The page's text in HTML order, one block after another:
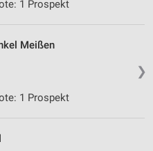
1 Prospekt
❯
Meißen
1 Prospekt
oder
Angebote
Auswahl von